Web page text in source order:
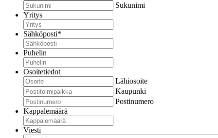
Sukunimi
Yritys
Sähköposti*
Puhelin
Osoitetiedot
Lähiosoite
Kaupunki
Postinumero
Kappalemäärä
Viesti